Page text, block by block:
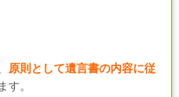
原則として遺言書の内容に従
す。